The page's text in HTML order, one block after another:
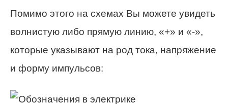
Помимо этого на схемах Вы можете увидеть
волнистую либо прямую линию, «+» и «-»,
которые указывают на род тока, напряжение
и форму импульсов: